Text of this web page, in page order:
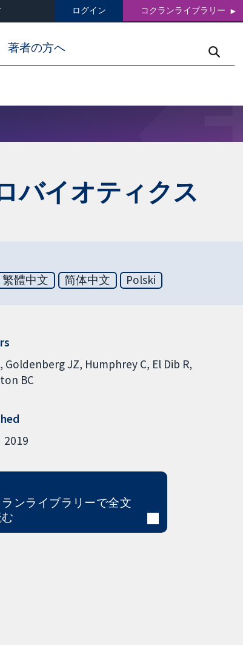
ログイン コクランライブラリー
著者の方へ
バイオティクス
繁體中文 简体中文 Polski
Goldenberg JZ Humphrey C El Dib R
BC
2019
ランライブラリーで全文